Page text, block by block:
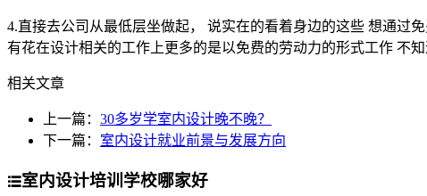
4.直接去公司从最低层坐做起， 说实在的看着身边的这些 想通过
有花在设计相关的工作上更多的是以免费的劳动力的形式工作 不
相关文章
上一篇： 30多岁学室内设计晚不晚？
下一篇： 室内设计就业前景与发展方向
室内设计培训学校哪家好